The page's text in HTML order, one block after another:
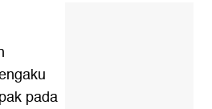
pada